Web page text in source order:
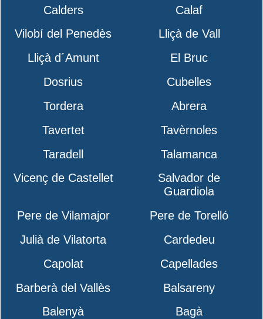
Calders
Calaf
Vilobí del Penedès
Lliçà de Vall
Lliçà d´Amunt
El Bruc
Dosrius
Cubelles
Tordera
Abrera
Tavertet
Tavèrnoles
Taradell
Talamanca
Vicenç de Castellet
Salvador de
Guardiola
Pere de Vilamajor
Pere de Torelló
Julià de Vilatorta
Cardedeu
Capolat
Capellades
Barberà del Vallès
Balsareny
Balenyà
Bagà